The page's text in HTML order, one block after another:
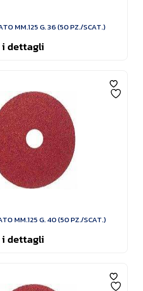
MM.125 G. 36 (50 PZ./SCAT.)
dettagli
MM.125 G. 40 (50 PZ./SCAT.)
dettagli